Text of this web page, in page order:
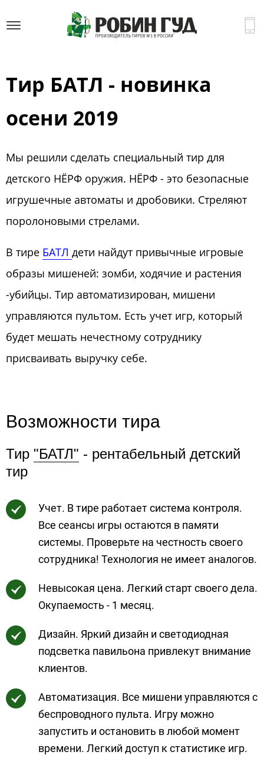
Тир БАТЛ - новинка
осени 2019
Мы решили сделать специальный тир для
детского НЁРФ оружия. НЁРФ - это безопасные
игрушечные автоматы и дробовики. Стреляют
поролоновыми стрелами.
В тире БАТЛ дети найдут привычные игровые
образы мишеней: зомби, ходячие и растения
-убийцы. Тир автоматизирован, мишени
управляются пультом. Есть учет игр, который
будет мешать нечестному сотруднику
присваивать выручку себе.
Возможности тира​
Тир "БАТЛ" - рентабельный детский
тир
Учет. В тире работает система контроля.
Все сеансы игры остаются в памяти
системы. Проверьте на честность своего
сотрудника! Технология не имеет аналогов.
Невысокая цена. Легкий старт своего дела.
Окупаемость - 1 месяц.
Дизайн. Яркий дизайн и светодиодная
подсветка павильона привлекут внимание
клиентов.
Автоматизация. Все мишени управляются с
беспроводного пульта. Игру можно
запустить и остановить в любой момент
времени. Легкий доступ к статистике игр.